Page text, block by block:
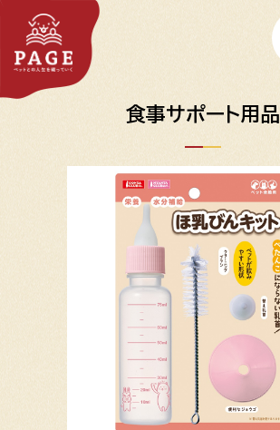
食事サポート用品